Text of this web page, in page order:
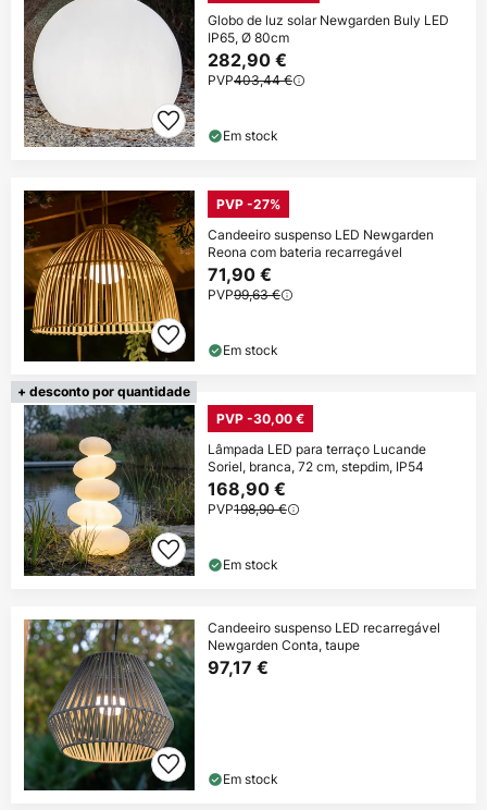
Globo de luz solar Newgarden Buly LED
IP65, Ø 80cm
282,90 €
PVP403,44 €
Em stock
PVP -27%
Candeeiro suspenso LED Newgarden
Reona com bateria recarregável
71,90 €
PVP99,63 €
Em stock
+ desconto por quantidade
PVP -30,00 €
Lâmpada LED para terraço Lucande
Soriel, branca, 72 cm, stepdim, IP54
168,90 €
PVP198,90 €
Em stock
Candeeiro suspenso LED recarregável
Newgarden Conta, taupe
97,17 €
Em stock